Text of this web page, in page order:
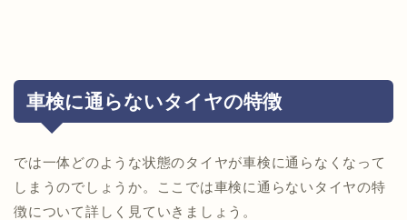
車検に通らないタイヤの特徴
では一体どのような状態のタイヤが車検に通らなくなって
しまうのでしょうか。ここでは車検に通らないタイヤの特
徴について詳しく見ていきましょう。